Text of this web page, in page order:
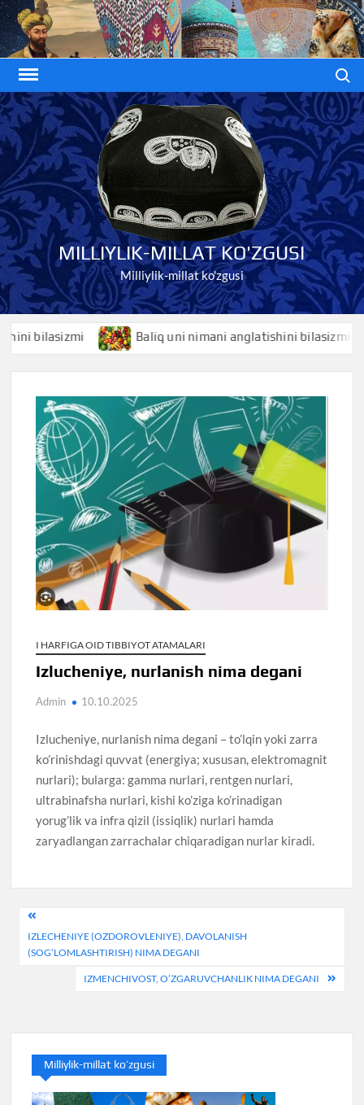
Skip
to
content
MILLIYLIK-MILLAT KO'ZGUSI
Milliylik-millat ko'zgusi
Baliq uni nimani anglatishini bilasizmi
I HARFIGA OID TIBBIYOT ATAMALARI
Izlucheniye, nurlanish nima degani
Admin 10.10.2025
Izlucheniye, nurlanish nima degani – to’lqin yoki zarra
ko’rinishdagi quvvat (energiya; xususan, elektromagnit
nurlari); bularga: gamma nurlari, rentgen nurlari,
ultrabinafsha nurlari, kishi ko’ziga ko’rinadigan
yorug’lik va infra qizil (issiqlik) nurlari hamda
zaryadlangan zarrachalar chiqaradigan nurlar kiradi.
Post
menyusi
IZLECHENIYE (OZDOROVLENIYE), DAVOLANISH
(SOG’LOMLASHTIRISH) NIMA DEGANI
IZMENCHIVOST, O’ZGARUVCHANLIK NIMA DEGANI
Milliylik-millat ko’zgusi